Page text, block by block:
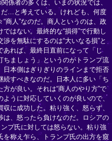
係者の多くは、いまの状況では、
だ…と考えている。けれども、何度
商人”なのだ。商人というのは、政
はない。最終的な“損得”で行動し
を無駄にするのは“大いなる損”と
あれば、最終日直前になって「じ
ちましょう」というのがトランプ流
日本側はぎりぎりのラインまで拒否
すべきなのだ。日本人に多い「ち
が良い。それは“商人のやり方”で
うに対応していくのが良いので、
に成功した。粘り強く、怒らず、
、怒ったら負けなのだ。ロシアの
プ氏に対しては怒らない。粘り強
を称え乍ら、トランプ氏の出方を窺